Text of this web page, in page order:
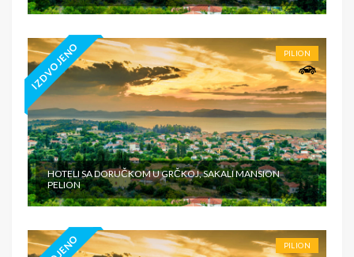
IZDVOJENO PILION
HOTELI SA DORUČKOM U GRČKOJ, SAKALI MANSION
PELION
PILION